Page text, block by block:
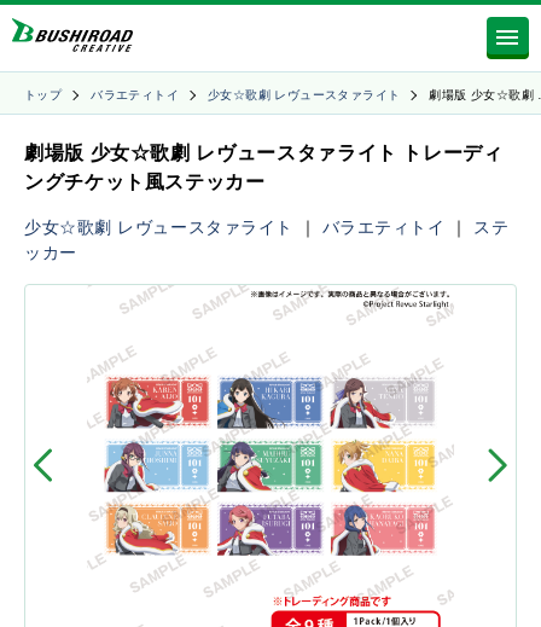
トップ バラエティトイ 少女☆歌劇 レヴュースタァライト 劇場版 少女☆歌劇
劇場版 少女☆歌劇 レヴュースタァライト トレーディ
ングチケット風ステッカー
少女☆歌劇 レヴュースタァライト ｜ バラエティトイ ｜
ステ
ッカー